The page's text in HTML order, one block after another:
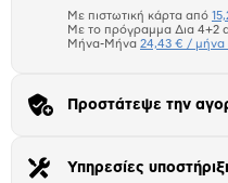
Αριθμός δόσεων
Με πιστωτική κάρτα από
Με το πρόγραμμα Δια 4+2
Μήνα-Μήνα 24,43 € / μήνα
Προστάτεψε την
Υπηρεσίες